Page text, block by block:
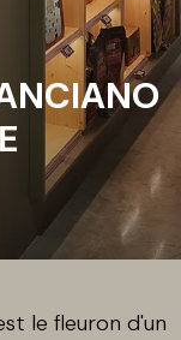
le fleuron d'un